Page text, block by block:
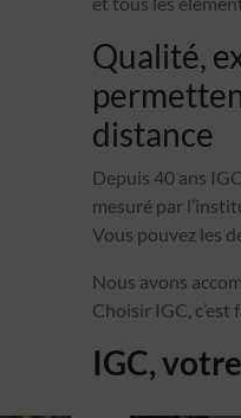
Qualité,
distance
Depuis 40 ans
mesuré par
Vous pouvez les
Nous avons
Choisir IGC,
IGC,